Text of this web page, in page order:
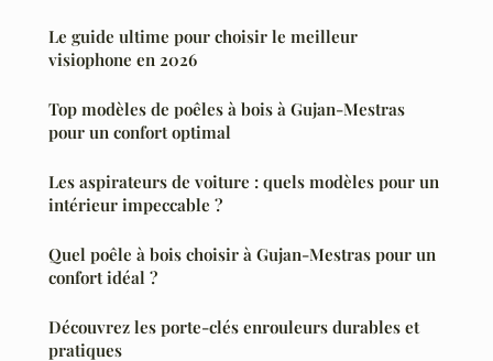
Le guide ultime pour choisir le meilleur
visiophone en 2026
Top modèles de poêles à bois à Gujan-Mestras
pour un confort optimal
Les aspirateurs de voiture : quels modèles pour un
intérieur impeccable ?
Quel poêle à bois choisir à Gujan-Mestras pour un
confort idéal ?
Découvrez les porte-clés enrouleurs durables et
pratiques